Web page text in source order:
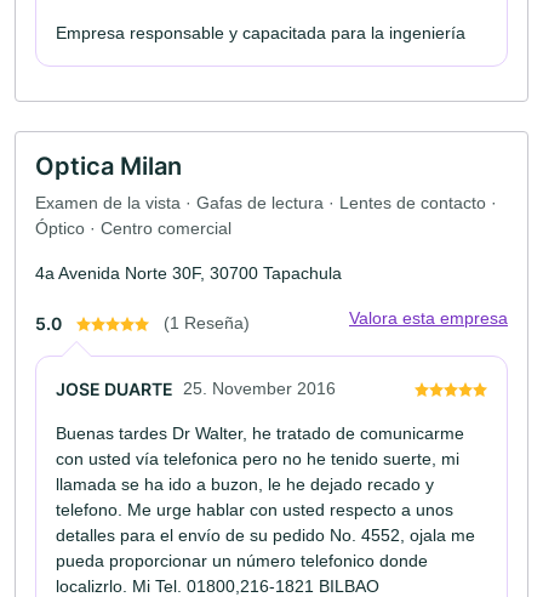
Empresa responsable y capacitada para la ingeniería
Optica Milan
Examen de la vista · Gafas de lectura · Lentes de contacto ·
Óptico · Centro comercial
4a Avenida Norte 30F, 30700 Tapachula
5.0 (1 Reseña) Valora esta empresa
JOSE DUARTE 25. November 2016
Buenas tardes Dr Walter, he tratado de comunicarme
con usted vía telefonica pero no he tenido suerte, mi
llamada se ha ido a buzon, le he dejado recado y
telefono. Me urge hablar con usted respecto a unos
detalles para el envío de su pedido No. 4552, ojala me
pueda proporcionar un número telefonico donde
localizrlo. Mi Tel. 01800,216-1821 BILBAO